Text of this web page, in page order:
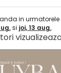
in urmatorele
si joi, 13 aug.